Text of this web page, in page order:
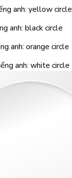
anh: yellow circle
anh: black circle
anh: orange circle
anh: white circle